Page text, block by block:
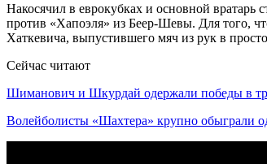
Накосячил в еврокубках и основной
против «Хапоэля» из Беер-Шевы. Для того,
Хаткевича, выпустившего мяч из рук в
Сейчас читают
Шиманович и Шкурдай одержали победы в
Волейболисты «Шахтера» крупно обыграли